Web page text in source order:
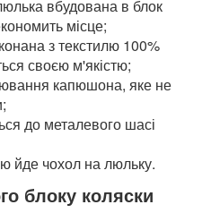
вбудована в блок
місце;
з текстилю 100%
своєю м'якістю;
капюшона, яке не
до металевого шасі
йде чохол на люльку.
блоку коляски